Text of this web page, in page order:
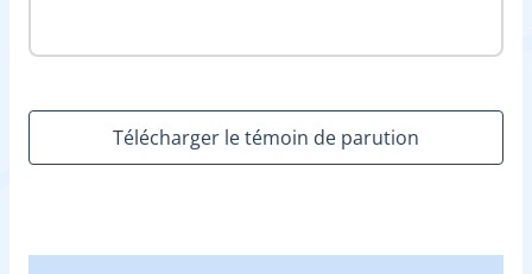
Télécharger le témoin de parution